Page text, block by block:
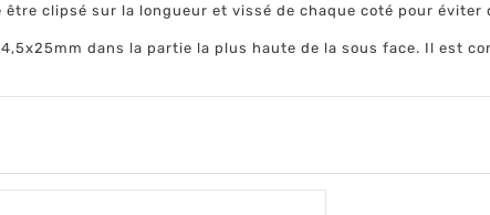
clipsé sur la longueur et vissé de chaque coté pour éviter
dans la partie la plus haute de la sous face. Il est